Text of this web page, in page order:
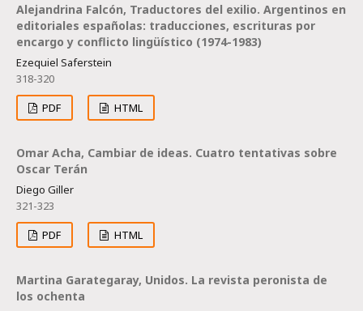
Alejandrina Falcón, Traductores del exilio. Argentinos en
editoriales españolas: traducciones, escrituras por
encargo y conflicto lingüístico (1974-1983)
Ezequiel Saferstein
318-320
PDF
HTML
Omar Acha, Cambiar de ideas. Cuatro tentativas sobre
Oscar Terán
Diego Giller
321-323
PDF
HTML
Martina Garategaray, Unidos. La revista peronista de
los ochenta